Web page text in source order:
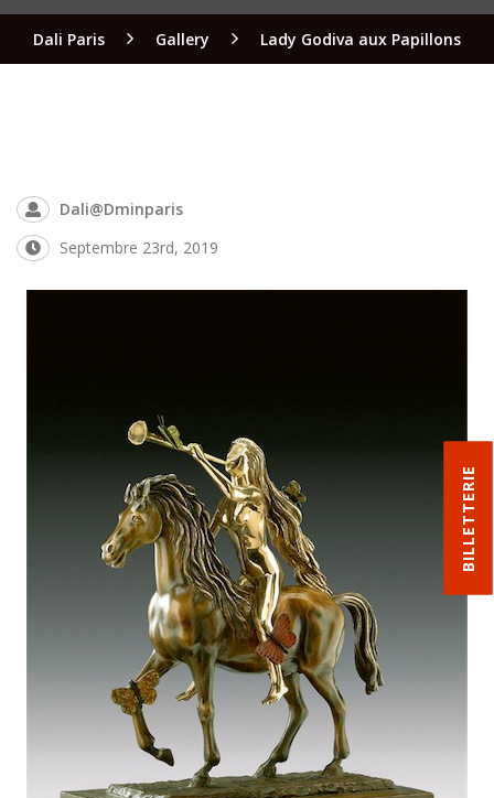
BILLETTERIE
Dali Paris Gallery Lady Godiva aux Papillons
Dali@dminparis
Septembre 23rd, 2019